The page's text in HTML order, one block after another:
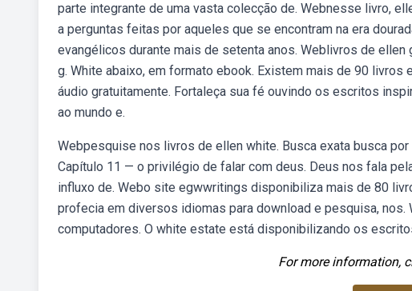
parte integrante de uma vasta colecção de. Webnesse livro,
a perguntas feitas por aqueles que se encontram na era
evangélicos durante mais de setenta anos. Weblivros de
g. White abaixo, em formato ebook. Existem mais de 90
áudio gratuitamente. Fortaleça sua fé ouvindo os escritos
ao mundo e.
Webpesquise nos livros de ellen white. Busca exata busca
Capítulo 11 — o privilégio de falar com deus. Deus nos fala
influxo de. Webo site egwwritings disponibiliza mais de 80
profecia em diversos idiomas para download e pesquisa,
computadores. O white estate está disponibilizando os
For more information,